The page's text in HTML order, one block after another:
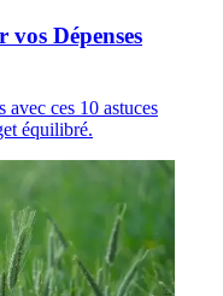
vos Dépenses
avec ces 10 astuces
équilibré.